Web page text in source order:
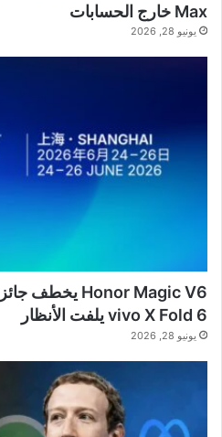
Max خارج الحسابات
يونيو 28, 2026
vivo X Fold 6 يلفت الأنظار
يونيو 28, 2026